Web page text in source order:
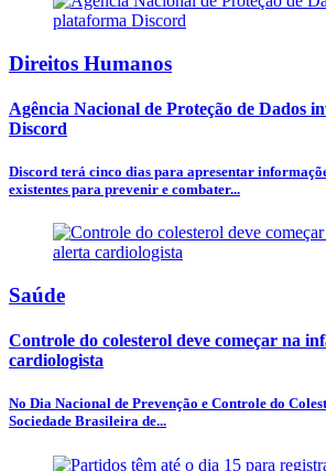
Direitos Humanos
Agência Nacional de Proteção de Dados
Discord
Discord terá cinco dias para apresentar
existentes para prevenir e combater...
Saúde
Controle do colesterol deve começar na
cardiologista
No Dia Nacional de Prevenção e Controle do
Sociedade Brasileira de...